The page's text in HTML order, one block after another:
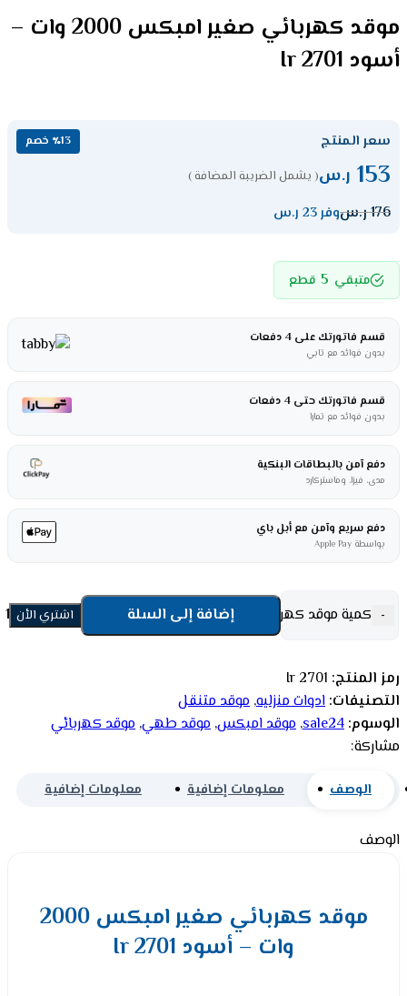
موقد كهربائي صغير امبكس 2000 وات –
أسود Ir 2701
سعر المنتج ٪13 خصم
153 ر.س( يشمل الضريبة المضافة )
176ر.سوفر 23 ر.س
متبقي 5 قطع
قسم فاتورتك على 4 دفعات
بدون فوائد مع تابي
قسم فاتورتك حتى 4 دفعات
بدون فوائد مع تمارا
دفع آمن بالبطاقات البنكية
مدى، فيزا، وماستركارد
دفع سريع وآمن مع أبل باي
بواسطة Apple Pay
- كمية موقد كهربائي صغير امبكس 2000 وات - أسود Ir 2701
إضافة إلى السلة اشتري الأن
رمز المنتج: Ir 2701
التصنيفات: ادوات منزليه, موقد متنقل
الوسوم: sale24
, موقد امبكس, موقد طهي, موقد كهربائي
مشاركة:
الوصف معلومات إضافية معلومات إضافية
الوصف
موقد كهربائي صغير امبكس 2000
وات – أسود Ir 2701